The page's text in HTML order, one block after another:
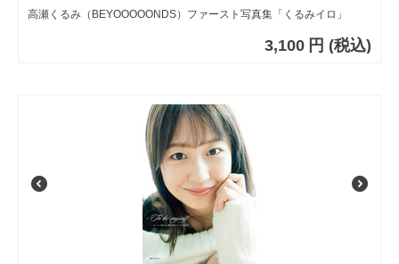
高瀬くるみ（BEYOOOOONDS）ファースト写真集「くるみイロ」
3,100 円 (税込)